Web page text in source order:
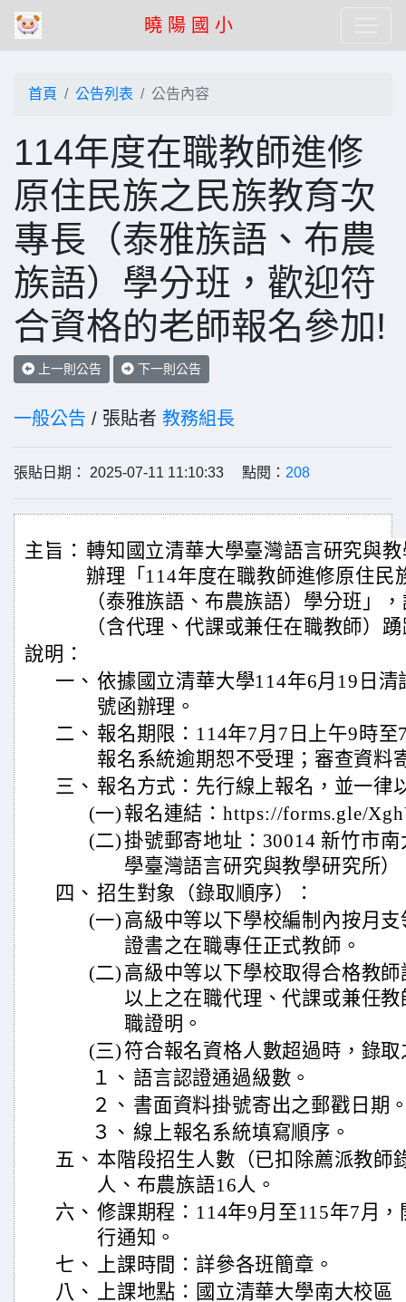
曉 陽 國 小
首頁 公告列表 公告內容
114年度在職教師進修
原住民族之民族教育次
專長（泰雅族語、布農
族語）學分班，歡迎符
合資格的老師報名參加!
上一則公告 下一則公告
一般公告 / 張貼者 教務組長
張貼日期： 2025-07-11 11:10:33 點閱： 208
主旨： 轉知國立清華大學臺灣語言研究與
辦理「114年度在職教師進修原住民
（泰雅族語、布農族語）學分班」
（含代理、代課或兼任在職教師）
說明：
一、 依據國立清華大學114年6月19日清
號函辦理。
二、 報名期限：114年7月7日上午9時
報名系統逾期恕不受理；審查資料
三、 報名方式：先行線上報名，並一律
(一) 報名連結：https://forms.gle/
(二)掛號郵寄地址：30014 新竹市
學臺灣語言研究與教學研究所）
四、 招生對象（錄取順序）：
(一) 高級中等以下學校編制內按月
證書之在職專任正式教師。
(二) 高級中等以下學校取得合格教
以上之在職代理、代課或兼任
職證明。
(三) 符合報名資格人數超過時，錄
１、 語言認證通過級數。
２、 書面資料掛號寄出之郵戳日期
３、 線上報名系統填寫順序。
五、 本階段招生人數（已扣除薦派教師
人、布農族語16人。
六、 修課期程：114年9月至115年7月
行通知。
七、
上課時間：詳參各班簡章。
八、
上課地點：國立清華大學南大校區